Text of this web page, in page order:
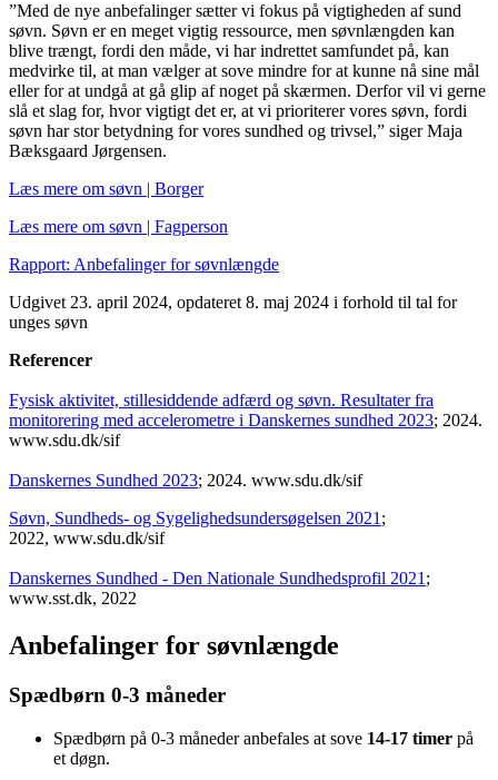
”Med de nye anbefalinger sætter vi fokus på vigtigheden af sund
søvn. Søvn er en meget vigtig ressource, men søvnlængden kan
blive trængt, fordi den måde, vi har indrettet samfundet på, kan
medvirke til, at man vælger at sove mindre for at kunne nå sine mål
eller for at undgå at gå glip af noget på skærmen. Derfor vil vi gerne
slå et slag for, hvor vigtigt det er, at vi prioriterer vores søvn, fordi
søvn har stor betydning for vores sundhed og trivsel,” siger Maja
Bæksgaard Jørgensen.
Læs mere om søvn | Borger
Læs mere om søvn | Fagperson
Rapport: Anbefalinger for søvnlængde
Udgivet 23. april 2024, opdateret 8. maj 2024 i forhold til tal for
unges søvn
Referencer
Fysisk aktivitet, stillesiddende adfærd og søvn. Resultater fra
monitorering med accelerometre i Danskernes sundhed 2023; 2024.
www.sdu.dk/sif
Danskernes Sundhed 2023; 2024. www.sdu.dk/sif
Søvn, Sundheds- og Sygelighedsundersøgelsen 2021 ;
2022, www.sdu.dk/sif
Danskernes Sundhed - Den Nationale Sundhedsprofil 2021 ;
www.sst.dk, 2022
Anbefalinger for søvnlængde
Spædbørn 0-3 måneder
Spædbørn på 0-3 måneder anbefales at sove 14-17 timer på
et døgn.